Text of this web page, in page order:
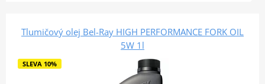
Tlumičový olej Bel-Ray HIGH PERFORMANCE FORK OIL
5W 1l
SLEVA 10%